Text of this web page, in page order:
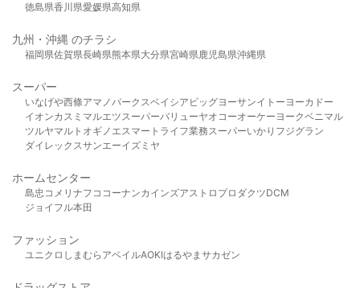
徳島県香川県愛媛県高知県
九州・沖縄 のチラシ
福岡県佐賀県長崎県熊本県大分県宮崎県鹿児島県沖縄県
スーパー
いなげや西條アマノパークスベイシア ビッグヨーサンイトーヨーカドー
イオンカスミ マルエツスーパーバリューヤオコーオーケー ヨークベニマル
ツルヤマルト オギノ エスマート ライフ業務スーパーいかり フジグラン
ダイレックスサンエーイズミヤ
ホームセンター
島忠 コメリ ナフコ コーナンカインズアストロプロダクツDCM
ジョイフル本田
ファッション
ユニクロ しまむら アベイルAOKIはるやま サカゼン